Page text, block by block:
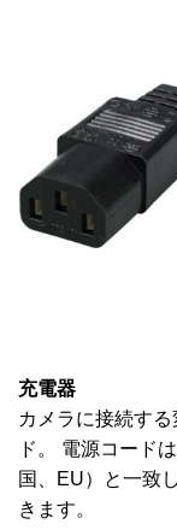
充電器
カメラに接続す
ド。 電源コード
国、EU）と一致
きます。